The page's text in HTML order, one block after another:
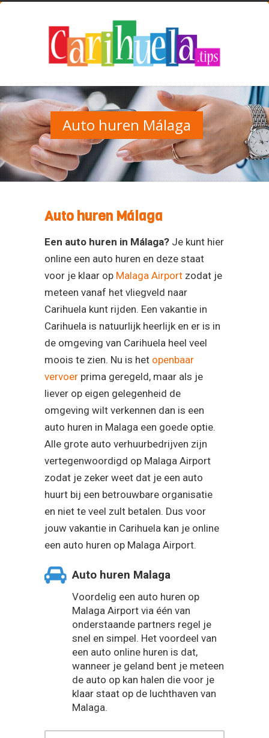
Auto huren Málaga
Auto huren Málaga
Een auto huren in Málaga? Je kunt hier
online een auto huren en deze staat
voor je klaar op Malaga Airport zodat je
meteen vanaf het vliegveld naar
Carihuela kunt rijden. Een vakantie in
Carihuela is natuurlijk heerlijk en er is in
de omgeving van Carihuela heel veel
moois te zien. Nu is het openbaar
vervoer prima geregeld, maar als je
liever op eigen gelegenheid de
omgeving wilt verkennen dan is een
auto huren in Malaga een goede optie.
Alle grote auto verhuurbedrijven zijn
vertegenwoordigd op Malaga Airport
zodat je zeker weet dat je een auto
huurt bij een betrouwbare organisatie
en niet te veel zult betalen. Dus voor
jouw vakantie in Carihuela kan je online
een auto huren op Malaga Airport.
Auto huren Malaga
Voordelig een auto huren op
Malaga Airport via één van
onderstaande partners regel je
snel en simpel. Het voordeel van
een auto online huren is dat,
wanneer je geland bent je meteen
de auto op kan halen die voor je
klaar staat op de luchthaven van
Malaga.